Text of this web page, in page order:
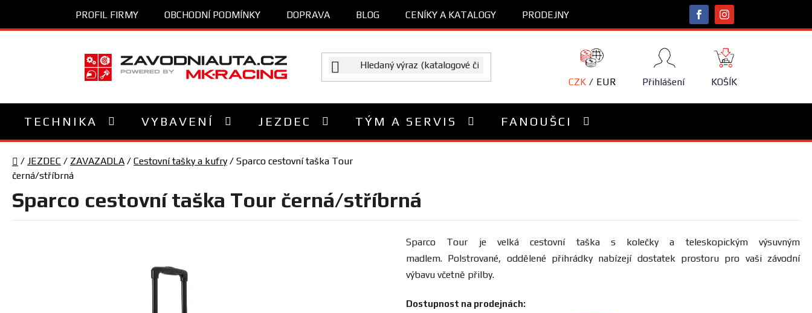
obsah
PROFIL FIRMY OBCHODNÍ PODMÍNKY DOPRAVA BLOG CENÍKY A KATALOGY PRODEJNY
CZK EUR Přihlášení
NÁKUPNÍ
KOŠÍK
KOŠÍK
TECHNIKA VYBAVENÍ JEZDEC TÝM A SERVIS FANOUŠCI
Domů
/ JEZDEC / ZAVAZADLA / Cestovní tašky a kufry / Sparco cestovní taška Tour
černá/stříbrná
Sparco cestovní taška Tour černá/stříbrná
Sparco Tour je velká cestovní taška s kolečky a teleskopickým výsuvným
madlem. Polstrované, oddělené přihrádky nabízejí dostatek prostoru pro vaši závodní
výbavu včetně přilby.
Dostupnost na prodejnách: